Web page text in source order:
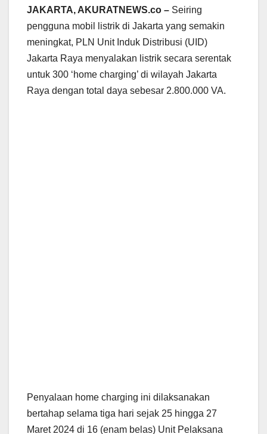
JAKARTA, AKURATNEWS.co – Seiring
pengguna mobil listrik di Jakarta yang semakin
meningkat, PLN Unit Induk Distribusi (UID)
Jakarta Raya menyalakan listrik secara serentak
untuk 300 ‘home charging’ di wilayah Jakarta
Raya dengan total daya sebesar 2.800.000 VA.
Penyalaan home charging ini dilaksanakan
bertahap selama tiga hari sejak 25 hingga 27
Maret 2024 di 16 (enam belas) Unit Pelaksana